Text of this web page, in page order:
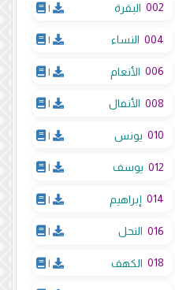
002 البقرة |
004 النساء |
006 الأنعام |
008 الأنفال |
010 يونس |
012 يوسف |
014 إبراهيم |
016 النحل |
018 الكهف |